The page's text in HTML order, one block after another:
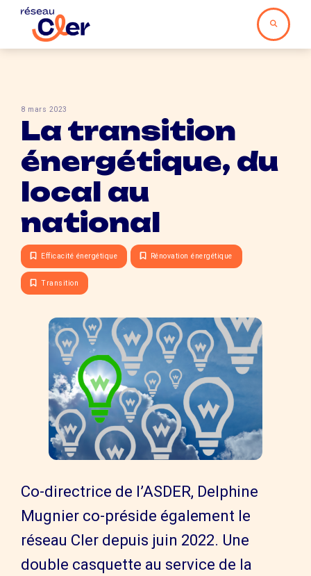
8 mars 2023
La transition
énergétique, du
local au
national
Efficacité énergétique Rénovation énergétique
Transition
Co-directrice de l’ASDER, Delphine
Mugnier co-préside également le
réseau Cler depuis juin 2022. Une
double casquette au service de la